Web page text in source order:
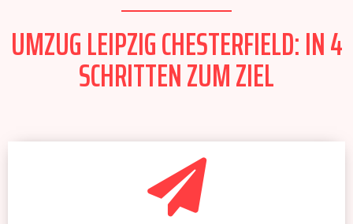
UMZUG LEIPZIG CHESTERFIELD: IN 4
SCHRITTEN ZUM ZIEL